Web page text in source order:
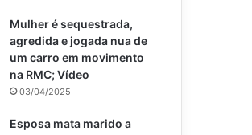
Mulher é sequestrada,
agredida e jogada nua de
um carro em movimento
na RMC; Vídeo
03/04/2025
Esposa mata marido a